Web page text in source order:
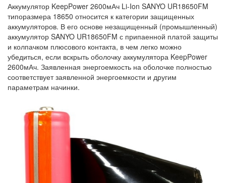
Аккумулятор KeepPower 2600мАч Li-Ion SANYO UR18650FM
типоразмера 18650 относится к категории защищенных
аккумуляторов. В его основе незащищенный (промышленный)
аккумулятор SANYO UR18650FM с припаенной платой защиты
и колпачком плюсового контакта, в чем легко можно
убедиться, если вскрыть оболочку аккумулятора KeepPower
2600мАч. Заявленная энергоемкость на оболочке полностью
соответствует заявленной энергоемкости и другим
параметрам начинки.